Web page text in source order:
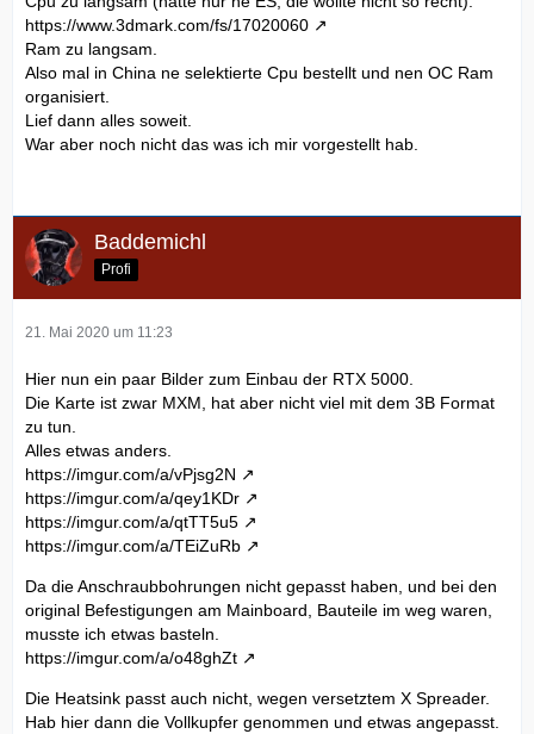
https://www.3dmark.com/fs/17020060
Ram zu langsam.
Also mal in China ne selektierte Cpu bestellt und nen OC Ram
organisiert.
Lief dann alles soweit.
War aber noch nicht das was ich mir vorgestellt hab.
Baddemichl
Profi
21. Mai 2020 um 11:23
Hier nun ein paar Bilder zum Einbau der RTX 5000.
Die Karte ist zwar MXM, hat aber nicht viel mit dem 3B Format
zu tun.
Alles etwas anders.
https://imgur.com/a/vPjsg2N
https://imgur.com/a/qey1KDr
https://imgur.com/a/qtTT5u5
https://imgur.com/a/TEiZuRb
Da die Anschraubbohrungen nicht gepasst haben, und bei den
original Befestigungen am Mainboard, Bauteile im weg waren,
musste ich etwas basteln.
https://imgur.com/a/o48ghZt
Die Heatsink passt auch nicht, wegen versetztem X Spreader.
Hab hier dann die Vollkupfer genommen und etwas angepasst.